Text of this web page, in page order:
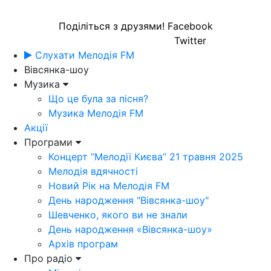
Поділіться з друзями! Facebook
Twitter
Слухати Мелодія FM
Вівсянка-шоу
Музика
Що це була за пісня?
Музика Мелодія FM
Акції
Програми
Концерт “Мелодії Києва” 21 травня 2025
Мелодія вдячності
Новий Рік на Мелодія FM
День народження "Вівсянка-шоу"
Шевченко, якого ви не знали
День народження «Вівсянка-шоу»
Архів програм
Про радіо